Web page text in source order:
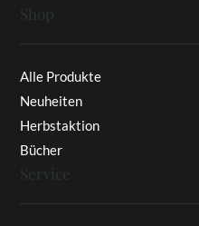
Shop
Alle Produkte
Neuheiten
Herbstaktion
Bücher
Service